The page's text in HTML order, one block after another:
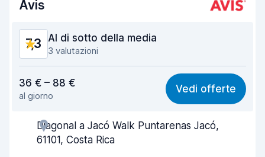
Avis
7,3 Al di sotto della media
3 valutazioni
5,6
Facile da trovare 7,9
Gentilezza degli agenti
36 € – 88 €
al giorno
Vedi offerte
Diagonal a Jacó Walk Puntarenas Jacó,
61101, Costa Rica